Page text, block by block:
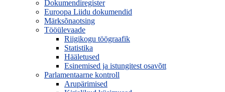
Dokumendiregister
Euroopa Liidu dokumendid
Märksõnaotsing
Tööülevaade
Riigikogu töögraafik
Statistika
Hääletused
Esinemised ja istungitest osavõtt
Parlamentaarne kontroll
Arupärimised